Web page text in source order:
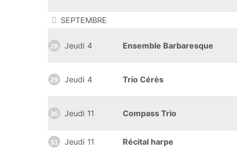
SEPTEMBRE
28 Jeudi 4 Ensemble Barbaresque
29 Jeudi 4 Trio Cérès
30 Jeudi 11 Compass Trio
31 Jeudi 11 Récital harpe